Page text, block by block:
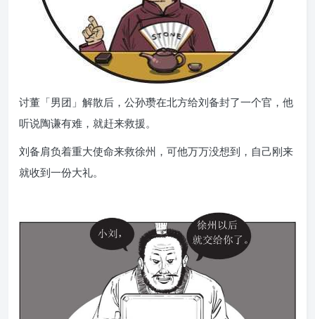
讨董「男团」解散后，公孙瓒在北方给刘备封了一个官，他
听说陶谦有难，就赶来救援。
刘备肩负着重大使命来救徐州，可他万万没想到，自己刚来
就收到一份大礼。